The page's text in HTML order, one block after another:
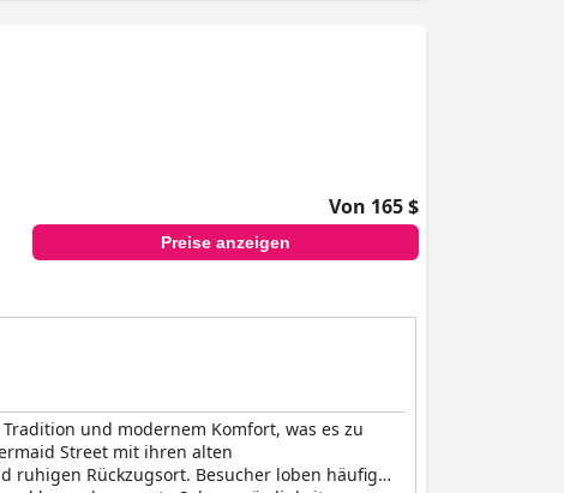
Von 165 $
Preise anzeigen
und modernem Komfort, was es zu
Street mit ihren alten
ruhigen Rückzugsort. Besucher loben häufig